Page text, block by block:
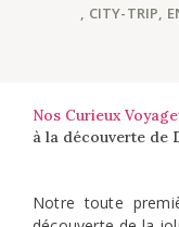
, CITY-TRIP,
Nos Curieux
à la découverte de
Notre toute